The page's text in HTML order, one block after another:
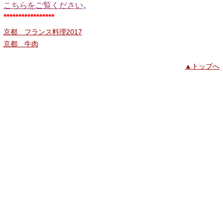
こちらをご覧ください。
*****************
京都 フランス料理2017
京都 牛肉
▲トップへ